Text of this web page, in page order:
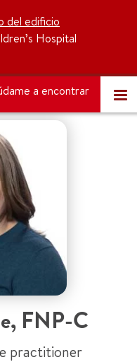
del edificio
Hospital
a encontrar
, FNP-C
practitioner